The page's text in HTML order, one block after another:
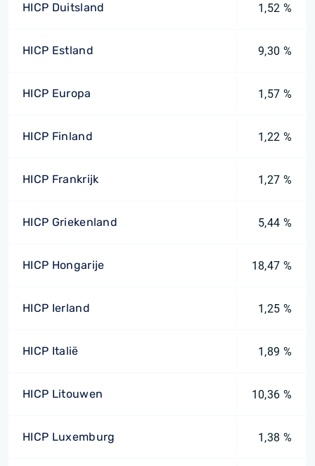
HICP Duitsland 1,52 %
HICP Estland 9,30 %
HICP Europa 1,57 %
HICP Finland 1,22 %
HICP Frankrijk 1,27 %
HICP Griekenland 5,44 %
HICP Hongarije 18,47 %
HICP Ierland 1,25 %
HICP Italië 1,89 %
HICP Litouwen 10,36 %
HICP Luxemburg 1,38 %